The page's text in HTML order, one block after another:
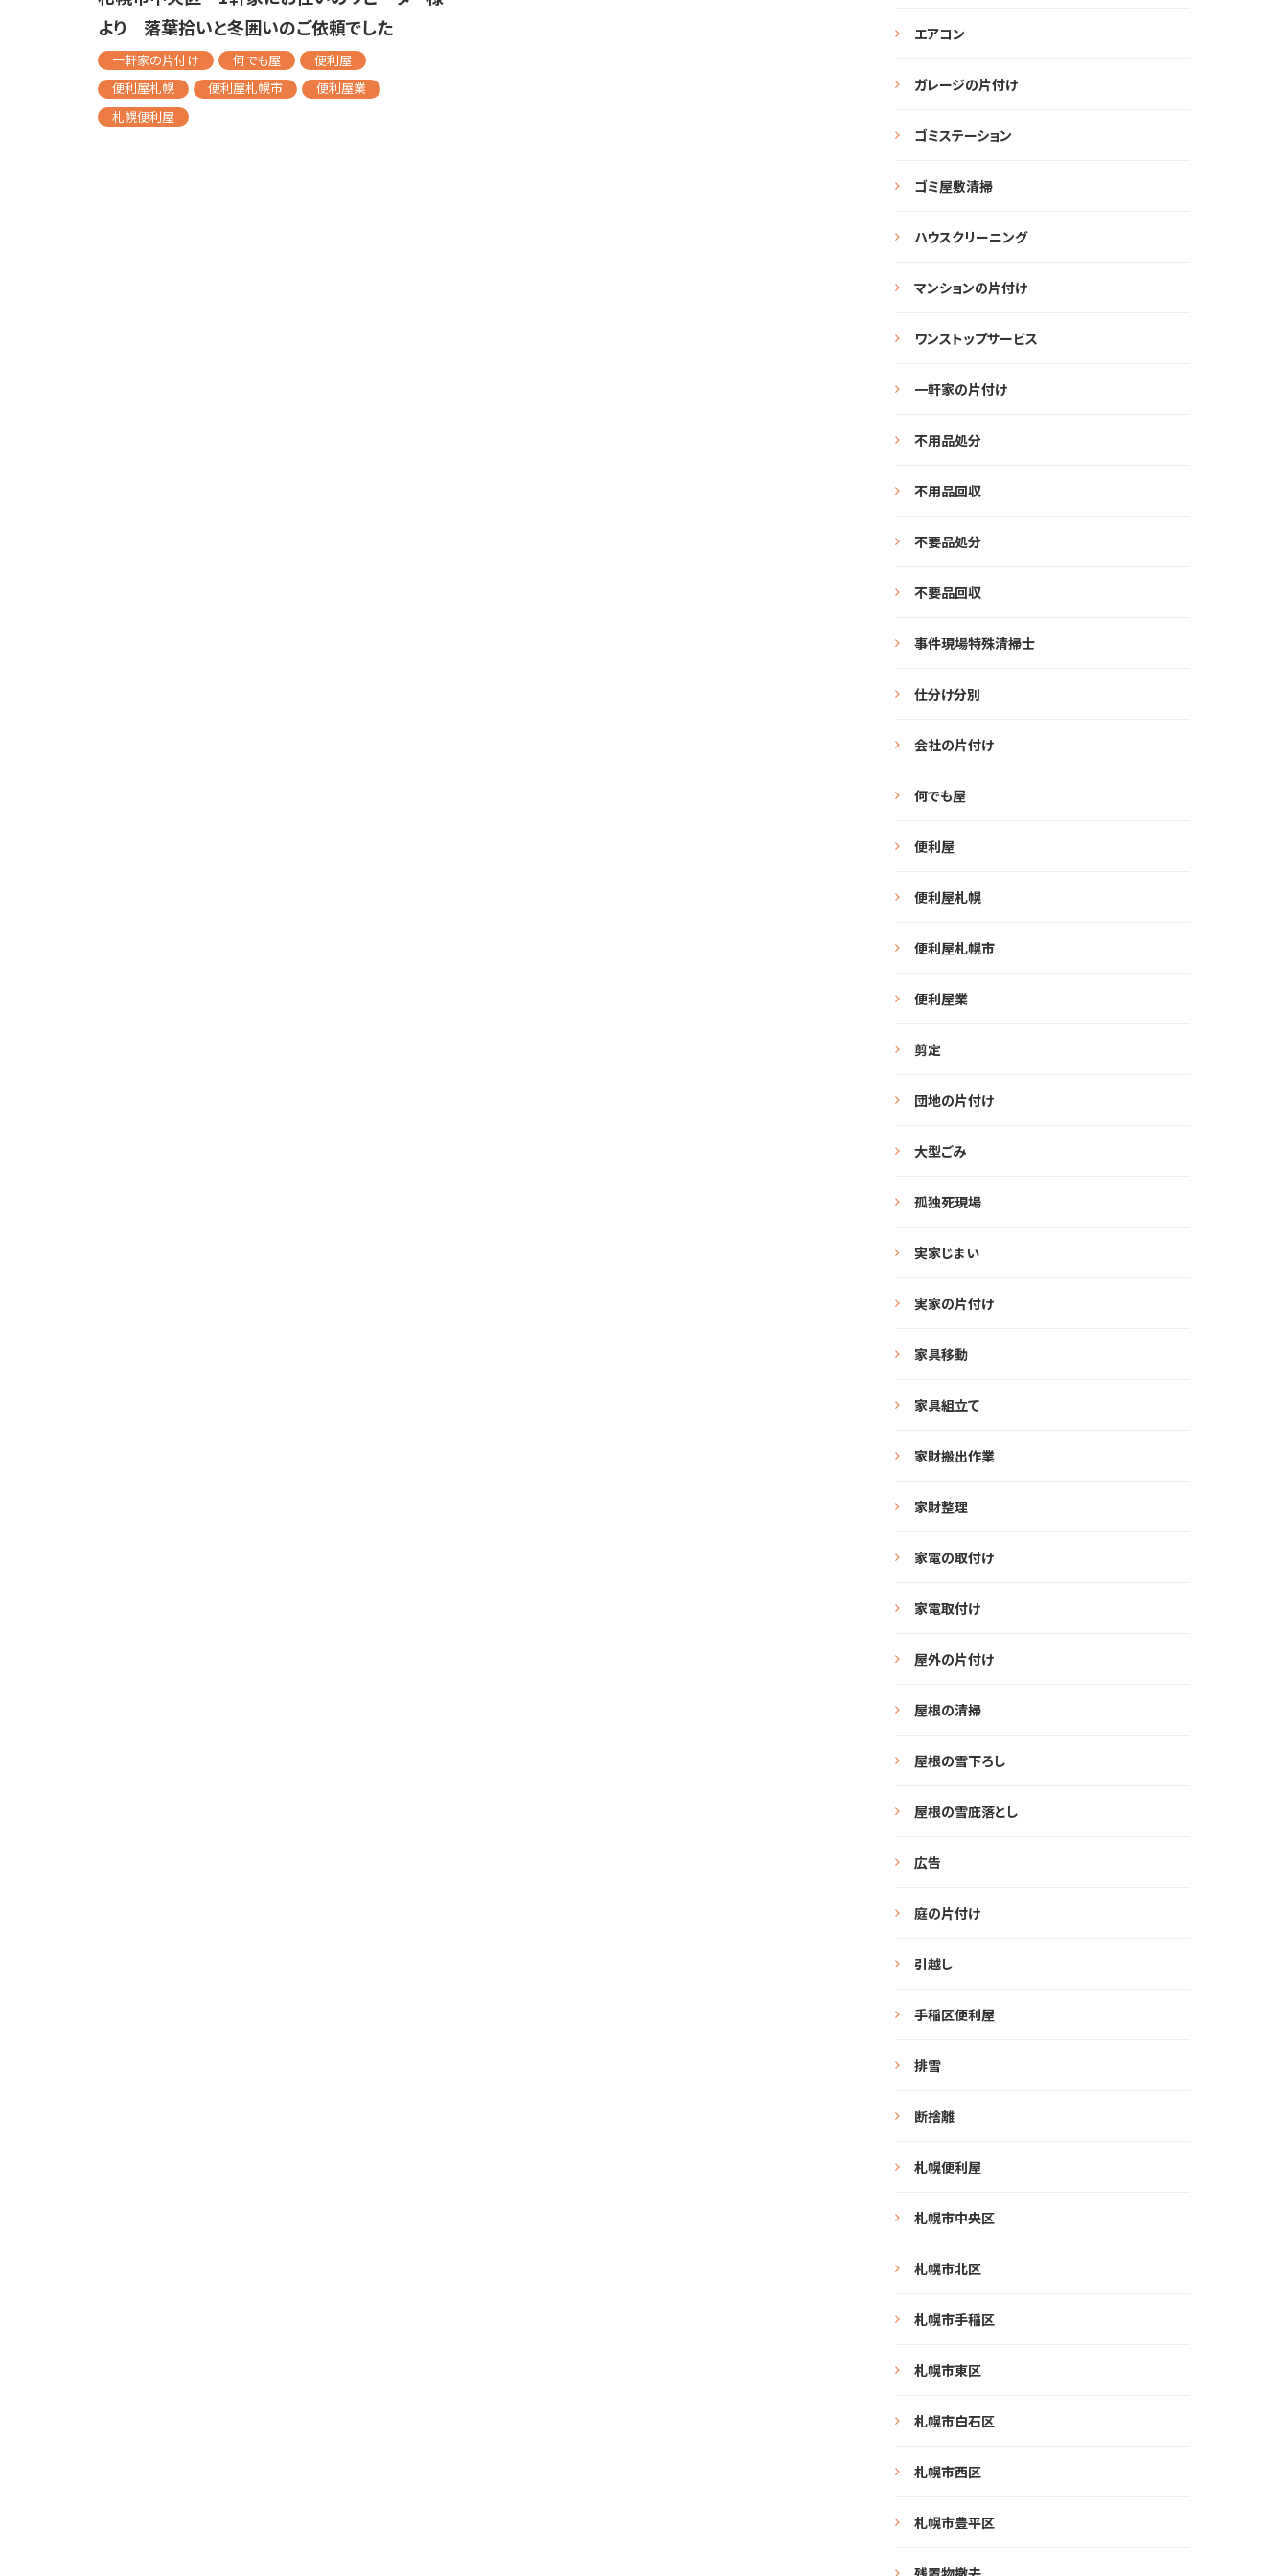
より 落葉拾いと冬囲いのご依頼でした
一軒家の片付け 何でも屋
便利屋
便利屋札幌
便利屋札幌市
便利屋業
札幌便利屋
エアコン
ガレージの片付け
ゴミステーション
ゴミ屋敷清掃
ハウスクリーニング
マンションの片付け
ワンストップサービス
一軒家の片付け
不用品処分
不用品回収
不要品処分
不要品回収
事件現場特殊清掃士
仕分け分別
会社の片付け
何でも屋
便利屋
便利屋札幌
便利屋札幌市
便利屋業
剪定
団地の片付け
大型ごみ
孤独死現場
実家じまい
実家の片付け
家具移動
家具組立て
家財搬出作業
家財整理
家電の取付け
家電取付け
屋外の片付け
屋根の清掃
屋根の雪下ろし
屋根の雪庇落とし
広告
庭の片付け
引越し
手稲区便利屋
排雪
断捨離
札幌便利屋
札幌市中央区
札幌市北区
札幌市手稲区
札幌市東区
札幌市白石区
札幌市西区
札幌市豊平区